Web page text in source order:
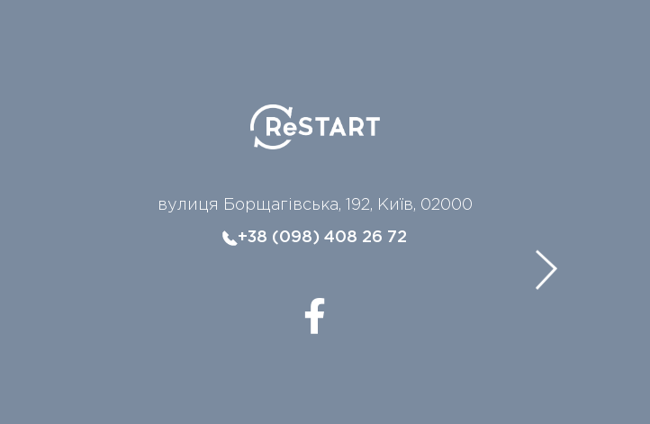
вулиця Борщагівська, 192, Київ, 02000
+38 (098) 408 26 72